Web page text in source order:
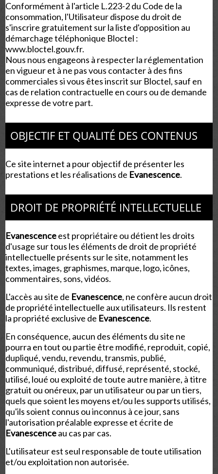
Conformément à l'article L.223-2 du Code de la
consommation, l'Utilisateur dispose du droit de
s'inscrire gratuitement sur la liste d'opposition au
démarchage téléphonique Bloctel :
www.bloctel.gouv.fr.
Nous nous engageons à respecter la réglementation
en vigueur et à ne pas vous contacter à des fins
commerciales si vous êtes inscrit sur Bloctel, sauf en
cas de relation contractuelle en cours ou de demande
expresse de votre part.
OBJECTIF ET QUALITÉ DES CONTENUS
Ce site internet a pour objectif de présenter les
prestations et les réalisations de Evanescence.
DROIT DE PROPRIÉTÉ INTELLECTUELLE
Evanescenceest propriétaire ou détient les droits
d'usage sur tous les éléments de droit de propriété
intellectuelle présents sur le site, notamment les
textes, images, graphismes, marque, logo, icônes,
commentaires, sons, vidéos.
L'accès au site de Evanescence, ne confère aucun droit
de propriété intellectuelle aux utilisateurs. Ils restent
la propriété exclusive de Evanescence.
En conséquence, aucun des éléments du site ne
pourra en tout ou partie être modifié, reproduit, copié,
dupliqué, vendu, revendu, transmis, publié,
communiqué, distribué, diffusé, représenté, stocké,
utilisé, loué ou exploité de toute autre manière, à titre
gratuit ou onéreux, par un utilisateur ou par un tiers,
quels que soient les moyens et/ou les supports utilisés,
qu'ils soient connus ou inconnus à ce jour, sans
l'autorisation préalable expresse et écrite de
Evanescenceau cas par cas.
L'utilisateur est seul responsable de toute utilisation
et/ou exploitation non autorisée.